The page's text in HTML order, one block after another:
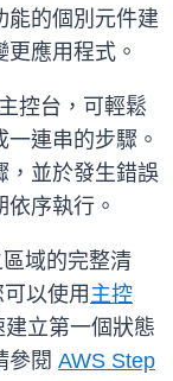
能的個別元件建
應用程式。
控台，可輕鬆
連串的步驟。
，並於發生錯誤
序執行。
域的完整清
可以使用 主控
建立第一個狀態
參閱 AWS Step